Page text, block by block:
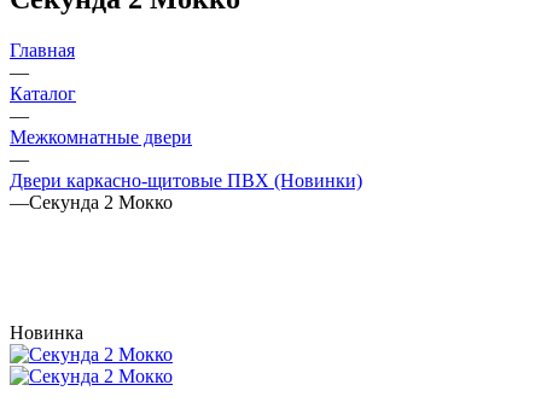
Главная
—
Каталог
—
Межкомнатные двери
—
Двери каркасно-щитовые ПВХ (Новинки)
—Секунда 2 Мокко
Новинка